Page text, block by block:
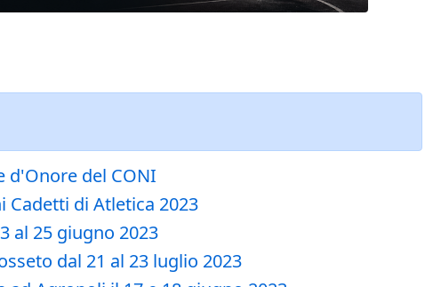
d'Onore del CONI
di Atletica 2023
al 25 giugno 2023
dal 21 al 23 luglio 2023